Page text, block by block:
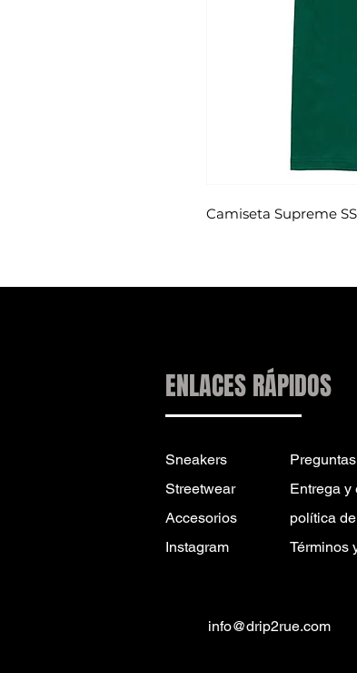
Camiseta Supreme
ENLACES RÁPIDOS
Sneakers
Streetwear
Accesorios
Instagram
Entrega y
política
Términos
info@drip2rue.com